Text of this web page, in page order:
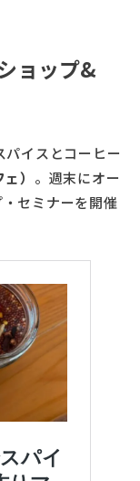
ョップ&
イスとコーヒー
） 。週末にオー
セミナーを開催